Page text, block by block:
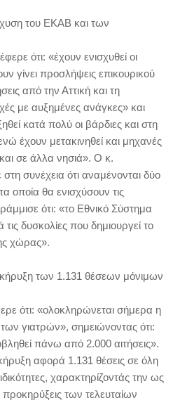
του ΕΚΑΒ και των
ότι: «έχουν ενισχυθεί οι
γίνει προσλήψεις επικουρικού
από την Αττική και τη
με αυξημένες ανάγκες» και
κατά πολύ οι βάρδιες και στη
έχουν μετακινηθεί και μηχανές
σε άλλα νησιά». Ο κ.
συνέχεια ότι αναμένονται δύο
οποία θα ενισχύσουν τις
ότι: «το Εθνικό Σύστημα
δυσκολίες που δημιουργεί το
χώρας».
των 1.131 θέσεων μόνιμων
ότι: «ολοκληρώνεται σήμερα η
γιατρών», σημειώνοντας ότι:
πάνω από 2.000 αιτήσεις».
αφορά 1.131 θέσεις σε όλη
χαρακτηρίζοντάς την ως
των τελευταίων